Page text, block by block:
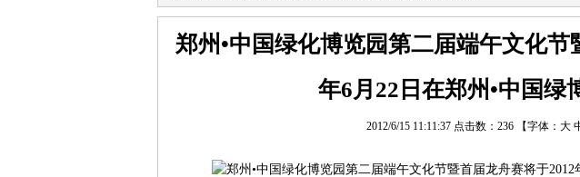
郑州•中国绿化博览园第二届端午文化节
年6月22日在郑州•中国绿
2012/6/15 11:11:37 点击数： 236 【字体： 大